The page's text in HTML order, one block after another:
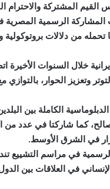
القيم المشتركة والاحترام
المشاركة الرسمية
من دلالات
خلال السنوات
وتعزيز الحوار،
الكاملة بين
كما شاركتا في عدد من
في الشرق الأوسط.
في مراسم التشييع
في العلاقات بين